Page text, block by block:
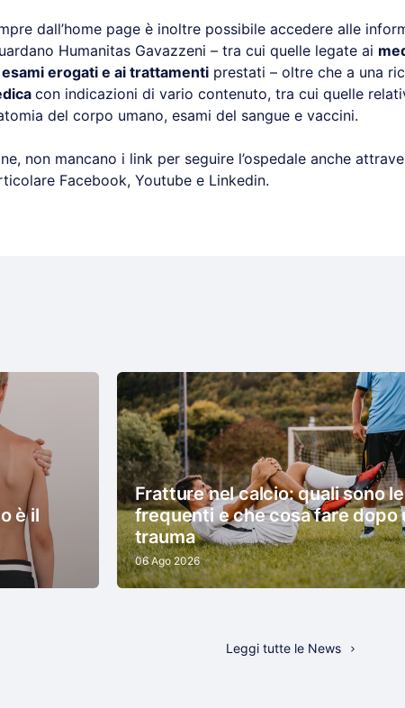
dall’home page è inoltre possibile accedere alle
Humanitas Gavazzeni – tra cui quelle legate ai
erogati e ai trattamenti prestati – oltre che a una
con indicazioni di vario contenuto, tra cui quelle
del corpo umano, esami del sangue e vaccini.
non mancano i link per seguire l’ospedale anche
Facebook, Youtube e Linkedin.
è il
Fratture nel calcio: quali sono
frequenti e che cosa fare dopo
trauma
06 Ago 2026
Leggi tutte le News